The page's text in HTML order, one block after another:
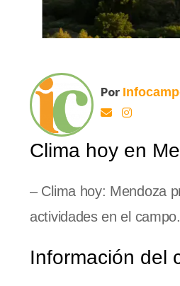
Por
Clima hoy en
– Clima hoy: Mendoza
actividades en el campo.
Información del